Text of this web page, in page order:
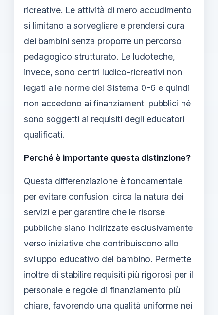
ricreative. Le attività di mero accudimento
si limitano a sorvegliare e prendersi cura
dei bambini senza proporre un percorso
pedagogico strutturato. Le ludoteche,
invece, sono centri ludico-ricreativi non
legati alle norme del Sistema 0-6 e quindi
non accedono ai finanziamenti pubblici né
sono soggetti ai requisiti degli educatori
qualificati.
Perché è importante questa distinzione?
Questa differenziazione è fondamentale
per evitare confusioni circa la natura dei
servizi e per garantire che le risorse
pubbliche siano indirizzate esclusivamente
verso iniziative che contribuiscono allo
sviluppo educativo del bambino. Permette
inoltre di stabilire requisiti più rigorosi per il
personale e regole di finanziamento più
chiare, favorendo una qualità uniforme nei